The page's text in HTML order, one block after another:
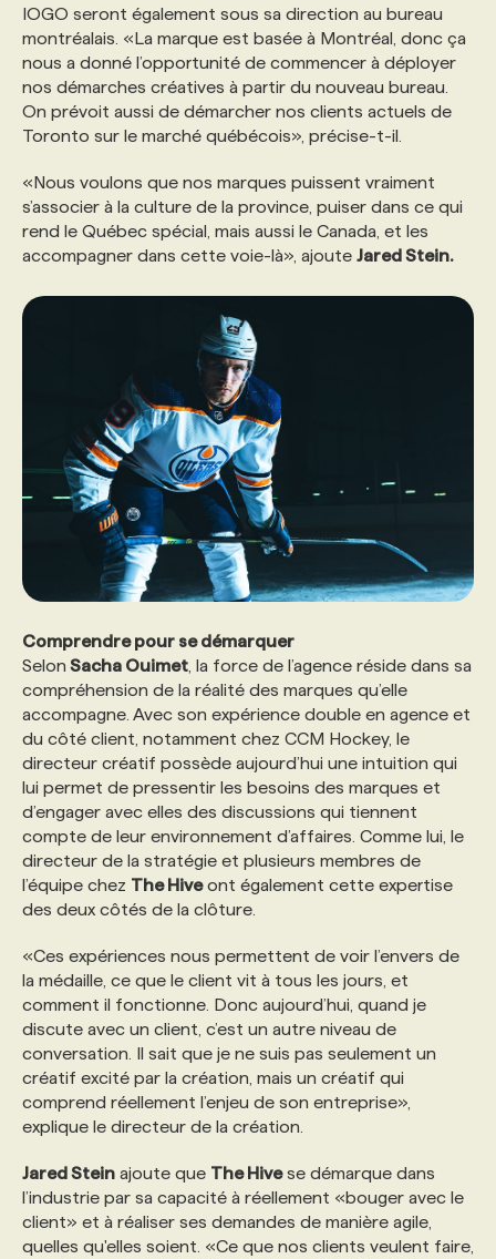
IOGO seront également sous sa direction au bureau
montréalais. «La marque est basée à Montréal, donc ça
nous a donné l’opportunité de commencer à déployer
nos démarches créatives à partir du nouveau bureau.
On prévoit aussi de démarcher nos clients actuels de
Toronto sur le marché québécois», précise-t-il.
«Nous voulons que nos marques puissent vraiment
s’associer à la culture de la province, puiser dans ce qui
rend le Québec spécial, mais aussi le Canada, et les
accompagner dans cette voie-là», ajoute Jared Stein.
Comprendre pour se démarquer
Selon Sacha Ouimet , la force de l’agence réside dans sa
compréhension de la réalité des marques qu’elle
accompagne. Avec son expérience double en agence et
du côté client, notamment chez CCM Hockey, le
directeur créatif possède aujourd’hui une intuition qui
lui permet de pressentir les besoins des marques et
d’engager avec elles des discussions qui tiennent
compte de leur environnement d’affaires. Comme lui, le
directeur de la stratégie et plusieurs membres de
l’équipe chez The Hiveont également cette expertise
des deux côtés de la clôture.
«Ces expériences nous permettent de voir l’envers de
la médaille, ce que le client vit à tous les jours, et
comment il fonctionne. Donc aujourd’hui, quand je
discute avec un client, c’est un autre niveau de
conversation. Il sait que je ne suis pas seulement un
créatif excité par la création, mais un créatif qui
comprend réellement l’enjeu de son entreprise»,
explique le directeur de la création.
Jared Stein ajoute que The Hivese démarque dans
l’industrie par sa capacité à réellement «bouger avec le
client» et à réaliser ses demandes de manière agile,
quelles qu'elles soient. «Ce que nos clients veulent faire,